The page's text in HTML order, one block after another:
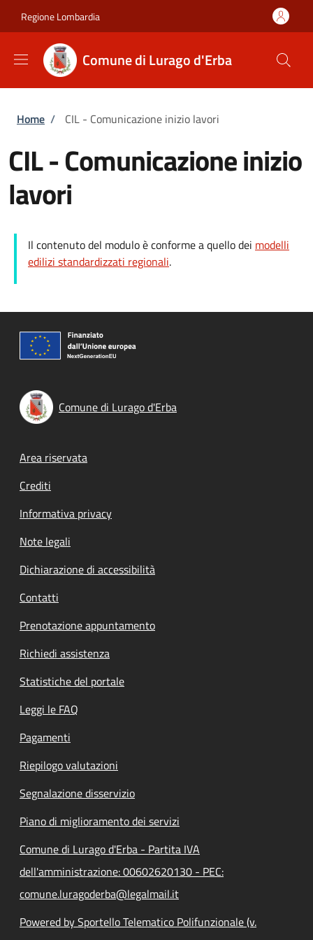
Regione Lombardia
Comune di Lurago d'Erba
Briciole di pane
Home / CIL - Comunicazione inizio lavori
CIL - Comunicazione inizio
lavori
Il contenuto del modulo è conforme a quello dei modelli
edilizi standardizzati regionali.
Comune di Lurago d'Erba
Footer menu
Area riservata
Crediti
Informativa privacy
Note legali
Dichiarazione di accessibilità
Contatti
Prenotazione appuntamento
Richiedi assistenza
Statistiche del portale
Leggi le FAQ
Pagamenti
Riepilogo valutazioni
Segnalazione disservizio
Piano di miglioramento dei servizi
Comune di Lurago d'Erba - Partita IVA
dell'amministrazione: 00602620130 - PEC:
comune.luragoderba@legalmail.it
Powered by Sportello Telematico Polifunzionale (v.